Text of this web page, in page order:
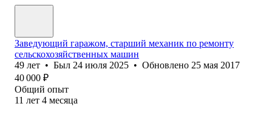
Заведующий гаражом, старший механик по ремонту
сельскохозяйственных машин
49 лет • Был 24 июля 2025 • Обновлено 25 мая 2017
40 000 ₽
Общий опыт
11 лет 4 месяца